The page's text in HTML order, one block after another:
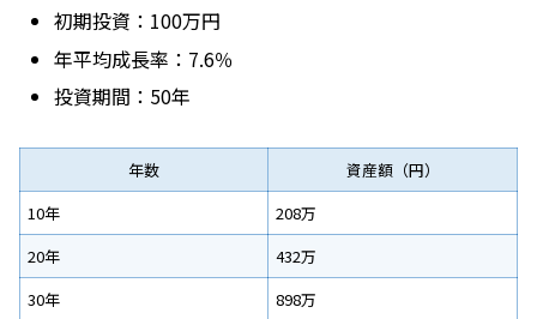
初期投資：100万円
年平均成長率：7.6％
投資期間：50年
年数
資産額（円）
10年
208万
20年
432万
30年
898万